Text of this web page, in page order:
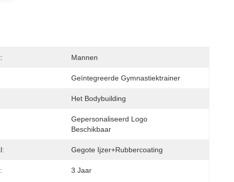
Mannen
Geïntegreerde Gymnastiektrainer
Het Bodybuilding
Gepersonaliseerd Logo
Beschikbaar
Gegote Ijzer+rubbercoating
3 Jaar